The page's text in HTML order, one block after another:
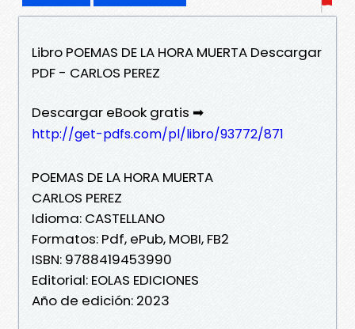
Libro POEMAS DE LA HORA MUERTA Descargar
PDF - CARLOS PEREZ
Descargar eBook gratis ➡
http://get-pdfs.com/pl/libro/93772/871
POEMAS DE LA HORA MUERTA
CARLOS PEREZ
Idioma: CASTELLANO
Formatos: Pdf, ePub, MOBI, FB2
ISBN: 9788419453990
Editorial: EOLAS EDICIONES
Año de edición: 2023